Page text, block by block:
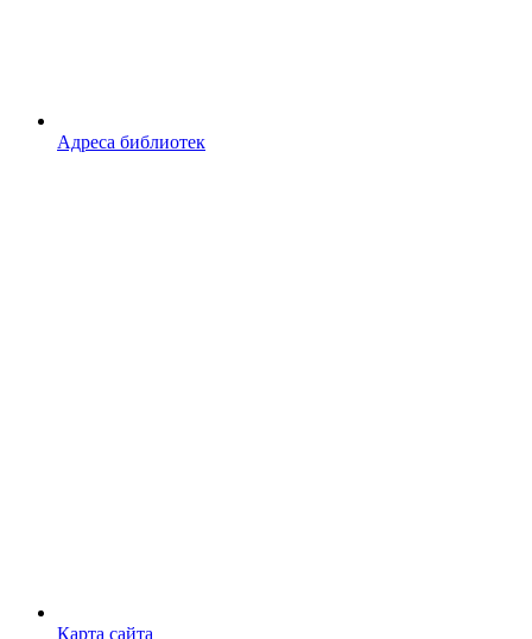
Адреса библиотек
Карта сайта